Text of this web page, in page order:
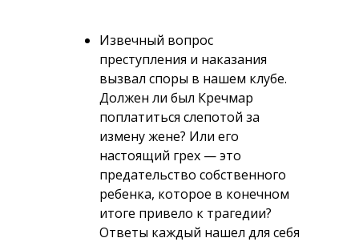
Извечный вопрос
преступления и наказания
вызвал споры в нашем клубе.
Должен ли был Кречмар
поплатиться слепотой за
измену жене? Или его
настоящий грех — это
предательство собственного
ребенка, которое в конечном
итоге привело к трагедии?
Ответы каждый нашел для себя